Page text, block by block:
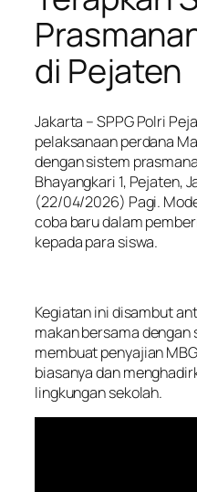
di Pejaten
Jakarta – SPPG Polri
pelaksanaan perdana
dengan sistem
Bhayangkari 1, Pejaten,
(22/04/2026) Pagi.
coba baru dalam
kepada para siswa.
Kegiatan ini disambut
makan bersama
membuat penyajian
biasanya dan
lingkungan sekolah.